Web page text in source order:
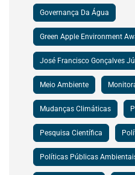
Governança Da Água
Green Apple Environment
José Francisco Gonçalves
Meio Ambiente
Mudanças Climáticas
Pesquisa Científica
Políticas Públicas